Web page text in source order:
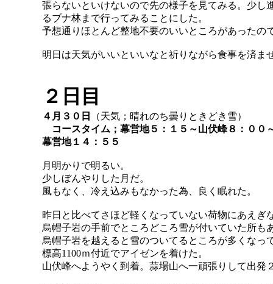
張らないといけないので先の様子を見てみる。少
るブナ林まで行ってみることにした。
予想通りほとんど整地不要のいいところがあったの
明日は天気がいいといいなと祈りながら食事を済ま
２日目
４月３０日
（天気；晴れのち曇りときどき雪）
コースタイム；幕営地５：１５～山伏峰８：０
幕営地１４：５５
月明かりで明るい。
少しぼんやりした月だ。
風もなく、冷え込みもなかった為、良く眠れた。
昨日と比べてさほど軽くなっていない荷物にあえぎ
烏帽子岩の手前でところどころ雪が付いていた所も
烏帽子岩を越えると雪のついてるところが多くなっ
標高1100ｍ付近でアイゼンを着けた。
山伏峰へようやく到着。蒜場山へ一頑張りして出発